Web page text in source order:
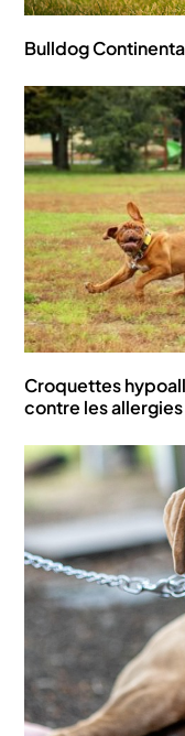
Bulldog
Croquettes
contre les